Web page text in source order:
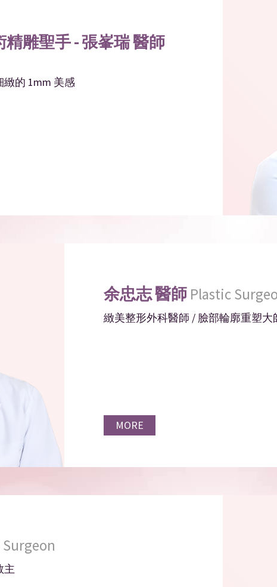
雕聖手 - 張峯瑞醫師
的 1mm 美感
余忠志醫師 Plastic
緻美整形外科醫師 / 臉部輪廓重塑大
MORE
主